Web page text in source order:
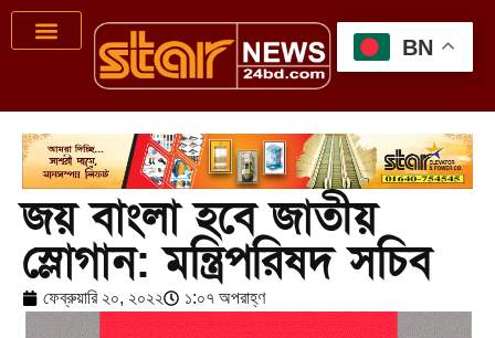
জয় বাংলা হবে জাতীয়
স্লোগান: মন্ত্রিপরিষদ সচিব
ফেব্রুয়ারি ২০, ২০২২ ১:০৭ অপরাহ্ণ
BN